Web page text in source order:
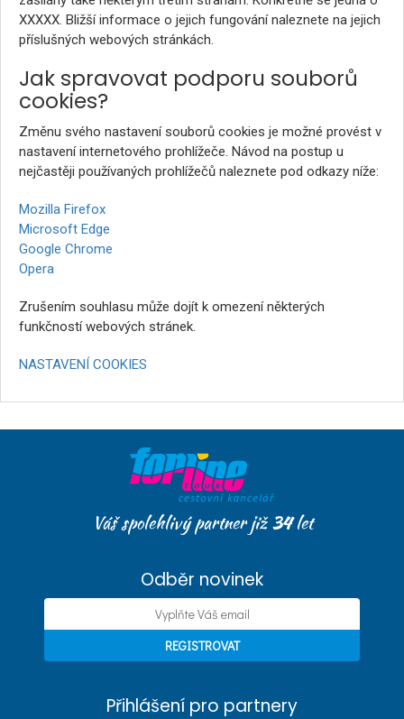
XXXXX. Bližší informace o jejich fungování naleznete na jejich
příslušných webových stránkách.
Jak spravovat podporu souborů
cookies?
Změnu svého nastavení souborů cookies je možné provést v
nastavení internetového prohlížeče. Návod na postup u
nejčastěji používaných prohlížečů naleznete pod odkazy níže:
Mozilla Firefox
Microsoft Edge
Google Chrome
Opera
Zrušením souhlasu může dojít k omezení některých
funkčností webových stránek.
NASTAVENÍ COOKIES
Váš spolehlivý partner již34let
Odběr novinek
Přihlášení pro partnery